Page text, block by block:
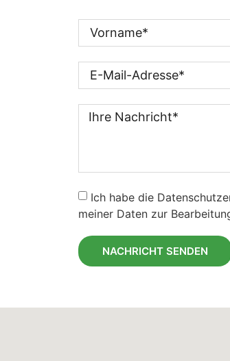
Ich habe die
meiner Daten zur
NACHRICHT SENDEN